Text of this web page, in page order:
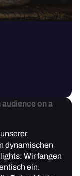
dynamischen
Wir fangen
ein.